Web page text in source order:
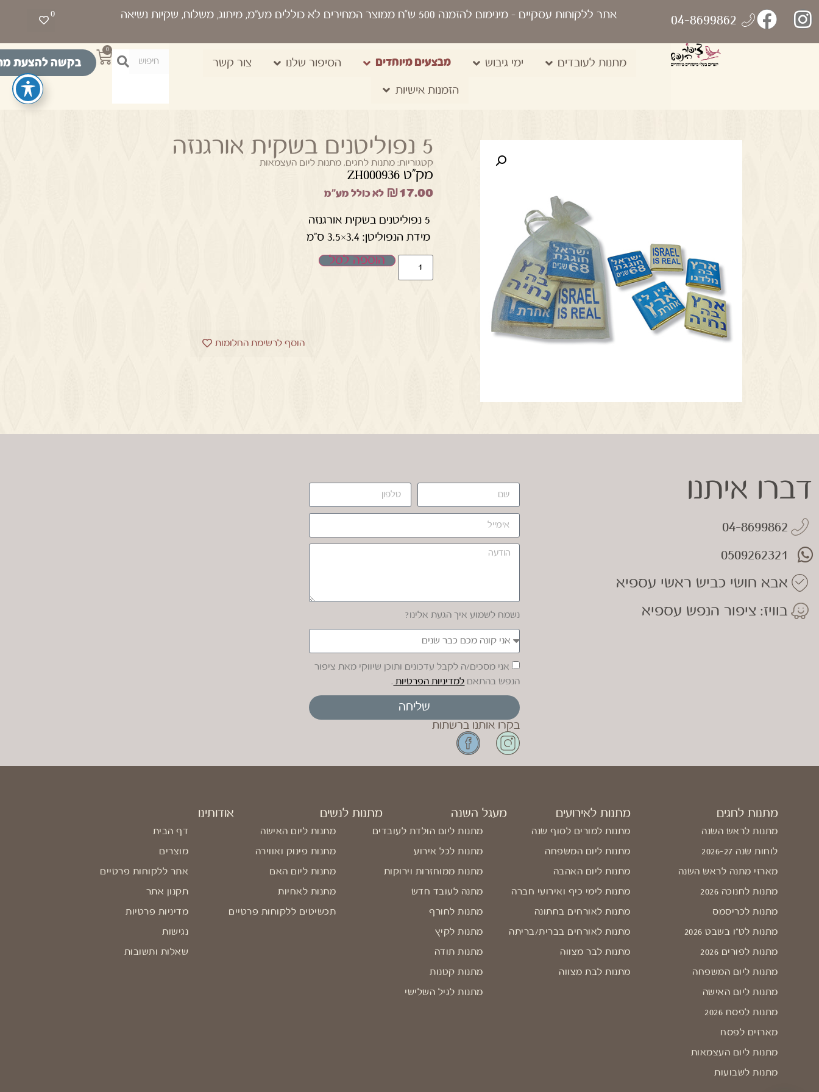
0 אתר ללקוחות עסקיים- מינימום להזמנה 500 ש“ח ממוצר המחירים לא כוללים מע"מ, מיתוג, משלוח, שקיות נשיאה 04-8699862
מתנות לעובדים ימי גיבוש מבצעים מיוחדים הסיפור שלנו צור קשר
הזמנות אישיות
0
בקשה להצעת
5 נפוליטנים בשקית אורגנזה
קטגוריות: מתנות לחגים,מתנות ליום העצמאות
מק"ט ZH000936
₪17.00 לא כולל מע"מ
5 נפוליטנים בשקית אורגנזה
מידת הנפוליטן: 3.4×3.5 ס"מ
הוספה לסל
הוסף לרשימת החלומות
דברו איתנו
04-8699862
0509262321
אבא חושי כביש ראשי עספיא
בוויז: ציפור הנפש עספיא
נשמח לשמוע איך הגעת אלינו?
אני מסכים/ה לקבל עדכונים ותוכן שיווקי מאת ציפור
הנפש בהתאם למדיניות הפרטיות .
שליחה
בקרו אותנו ברשתות
מתנות לחגים
מתנות לראש השנה
לוחות שנה 2026-27
מארזי מתנה לראש השנה
מתנות לחנוכה 2026
מתנות לכריסמס
מתנות לט"ו בשבט 2026
מתנות לפורים 2026
מתנות ליום המשפחה
מתנות ליום האישה
מתנות לפסח 2026
מארזים לפסח
מתנות ליום העצמאות
מתנות לשבועות
מתנות לאירועים
מתנות למורים לסוף שנה
מתנות ליום המשפחה
מתנות ליום האהבה
מתנות לימי כיף ואירועי חברה
מתנות לאורחים בחתונה
מתנות לאורחים בברית/בריתה
מתנות לבר מצווה
מתנות לבת מצווה
מעגל השנה
מתנות ליום הולדת לעובדים
מתנות לכל אירוע
מתנות ממוחזרות וירוקות
מתנה לעובד חדש
מתנות לחורף
מתנות לקיץ
מתנות תודה
מתנות קטנות
מתנות לגיל השלישי
מתנות לנשים
מתנות ליום האישה
מתנות פינוק ואווירה
מתנות ליום האם
מתנות לאחיות
תכשיטים ללקוחות פרטיים
אודותינו
דף הבית
מוצרים
אתר ללקוחות פרטיים
תקנון אתר
מדיניות פרטיות
נגישות
שאלות ותשובות